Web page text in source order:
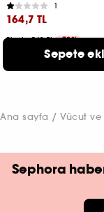
1
164,7 TL
Fiyat : 549 TL -70%
2 ürün seçeneğiSepete
Ana sayfa Vücut
Sephora